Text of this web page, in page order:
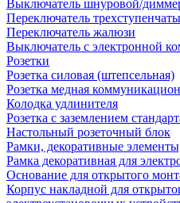
Выключатель шнуровой/
Переключатель
Переключатель жалюзи
Выключатель с электронной
Розетки
Розетка силовая (штепсельная)
Розетка медная
Колодка удлинителя
Розетка с заземлением
Настольный розеточный блок
Рамки, декоративные
Рамка декоративная для
Основание для открытого
Корпус накладной для